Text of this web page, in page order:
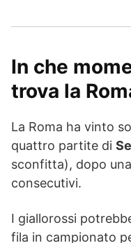
In che
trova la
La Roma ha vinto
quattro partite di
sconfitta), dopo
consecutivi.
I giallorossi
fila in campionato